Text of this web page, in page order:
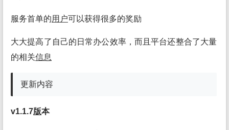
服务首单的用户可以获得很多的奖励
大大提高了自己的日常办公效率，而且平台还整合了大量
的相关信息
更新内容
v1.1.7版本